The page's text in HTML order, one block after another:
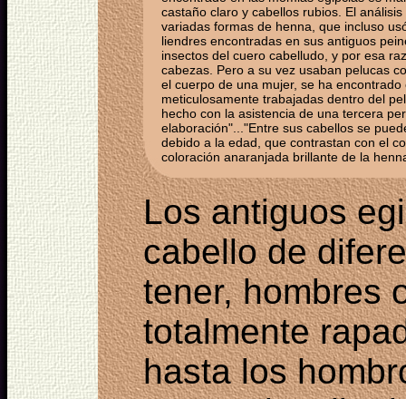
castaño claro y cabellos rubios. El
variadas formas de henna, que incluso
liendres encontradas en sus antiguos
insectos del cuero cabelludo, y por esa
cabezas. Pero a su vez usaban pelucas
el cuerpo de una mujer, se ha
meticulosamente trabajadas dentro del
hecho con la asistencia de una tercera
elaboración"..."Entre sus cabellos se
debido a la edad, que contrastan con el
coloración anaranjada brillante de la
Los antiguos
cabello de
tener, hombres
totalmente
hasta los